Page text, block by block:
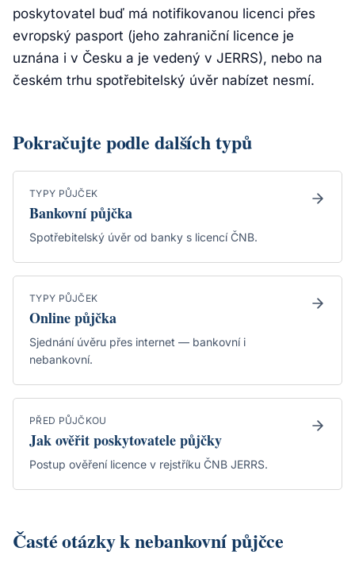
poskytovatel buď má notifikovanou licenci přes
evropský pasport (jeho zahraniční licence je
uznána i v Česku a je vedený v JERRS), nebo na
českém trhu spotřebitelský úvěr nabízet nesmí.
Pokračujte podle dalších typů
TYPY PŮJČEK
Bankovní půjčka
Spotřebitelský úvěr od banky s licencí ČNB.
TYPY PŮJČEK
Online půjčka
Sjednání úvěru přes internet — bankovní i
nebankovní.
PŘED PŮJČKOU
Jak ověřit poskytovatele půjčky
Postup ověření licence v rejstříku ČNB JERRS.
Časté otázky k nebankovní půjčce